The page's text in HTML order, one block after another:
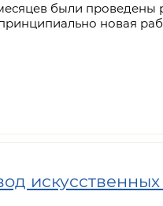
были проведены
новая